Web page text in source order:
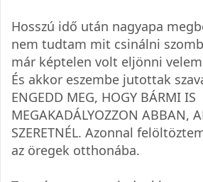
Hosszú idő után nagyapa
nem tudtam mit csinálni
már képtelen volt eljönni
És akkor eszembe jutottak
ENGEDD MEG, HOGY BÁRMI IS
MEGAKADÁLYOZZON ABBAN,
SZERETNÉL. Azonnal
az öregek otthonába.